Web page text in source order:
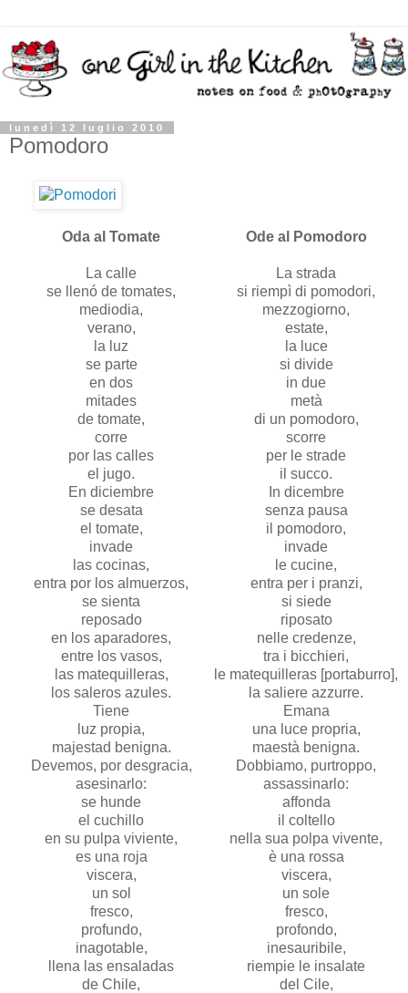
lunedì 12 luglio 2010
Pomodoro
Oda al Tomate
La calle
se llenó de tomates,
mediodia,
verano,
la luz
se parte
en dos
mitades
de tomate,
corre
por las calles
el jugo.
En diciembre
se desata
el tomate,
invade
las cocinas,
entra por los almuerzos,
se sienta
reposado
en los aparadores,
entre los vasos,
las matequilleras,
los saleros azules.
Tiene
luz propia,
majestad benigna.
Devemos, por desgracia,
asesinarlo:
se hunde
el cuchillo
en su pulpa viviente,
es una roja
viscera,
un sol
fresco,
profundo,
inagotable,
llena las ensaladas
de Chile,
Ode al Pomodoro
La strada
si riempì di pomodori,
mezzogiorno,
estate,
la luce
si divide
in due
metà
di un pomodoro,
scorre
per le strade
il succo.
In dicembre
senza pausa
il pomodoro,
invade
le cucine,
entra per i pranzi,
si siede
riposato
nelle credenze,
tra i bicchieri,
le matequilleras [portaburro],
la saliere azzurre.
Emana
una luce propria,
maestà benigna.
Dobbiamo, purtroppo,
assassinarlo:
affonda
il coltello
nella sua polpa vivente,
è una rossa
viscera,
un sole
fresco,
profondo,
inesauribile,
riempie le insalate
del Cile,